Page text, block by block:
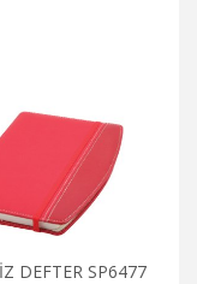
DEFTER SP6477